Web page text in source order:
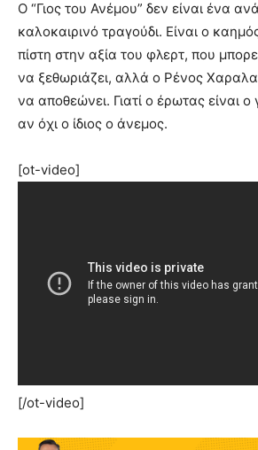
Ο “Γιος του Ανέμου” δεν είναι ένα
καλοκαιρινό τραγούδι. Είναι ο
πίστη στην αξία του φλερτ, που
να ξεθωριάζει, αλλά ο Ρένος
να αποθεώνει. Γιατί ο έρωτας είναι ο
αν όχι ο ίδιος ο άνεμος.
[ot-video]
[/ot-video]